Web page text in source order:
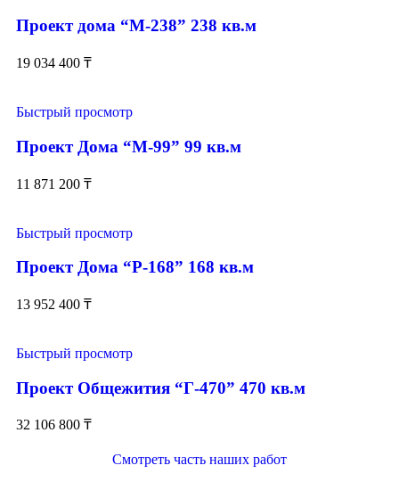
Проект дома “М-238” 238 кв.м
19 034 400 ₸
Быстрый просмотр
Проект Дома “М-99” 99 кв.м
11 871 200 ₸
Быстрый просмотр
Проект Дома “Р-168” 168 кв.м
13 952 400 ₸
Быстрый просмотр
Проект Общежития “Г-470” 470 кв.м
32 106 800 ₸
Смотреть часть наших работ